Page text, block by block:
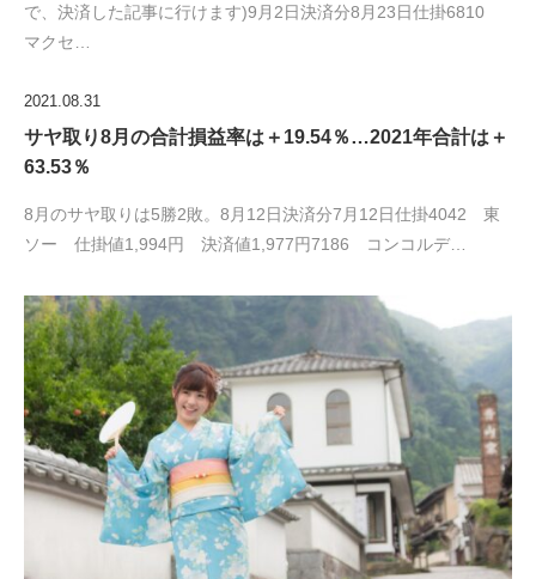
で、決済した記事に行けます)9月2日決済分8月23日仕掛6810
マクセ…
2021.08.31
サヤ取り8月の合計損益率は＋19.54％…2021年合計は＋
63.53％
8月のサヤ取りは5勝2敗。8月12日決済分7月12日仕掛4042 東
ソー 仕掛値1,994円 決済値1,977円7186 コンコルデ…